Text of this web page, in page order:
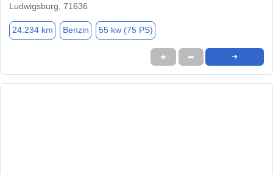
Ludwigsburg, 71636
24.234 km Benzin 55 kw (75 PS)
★ ➦ ➜